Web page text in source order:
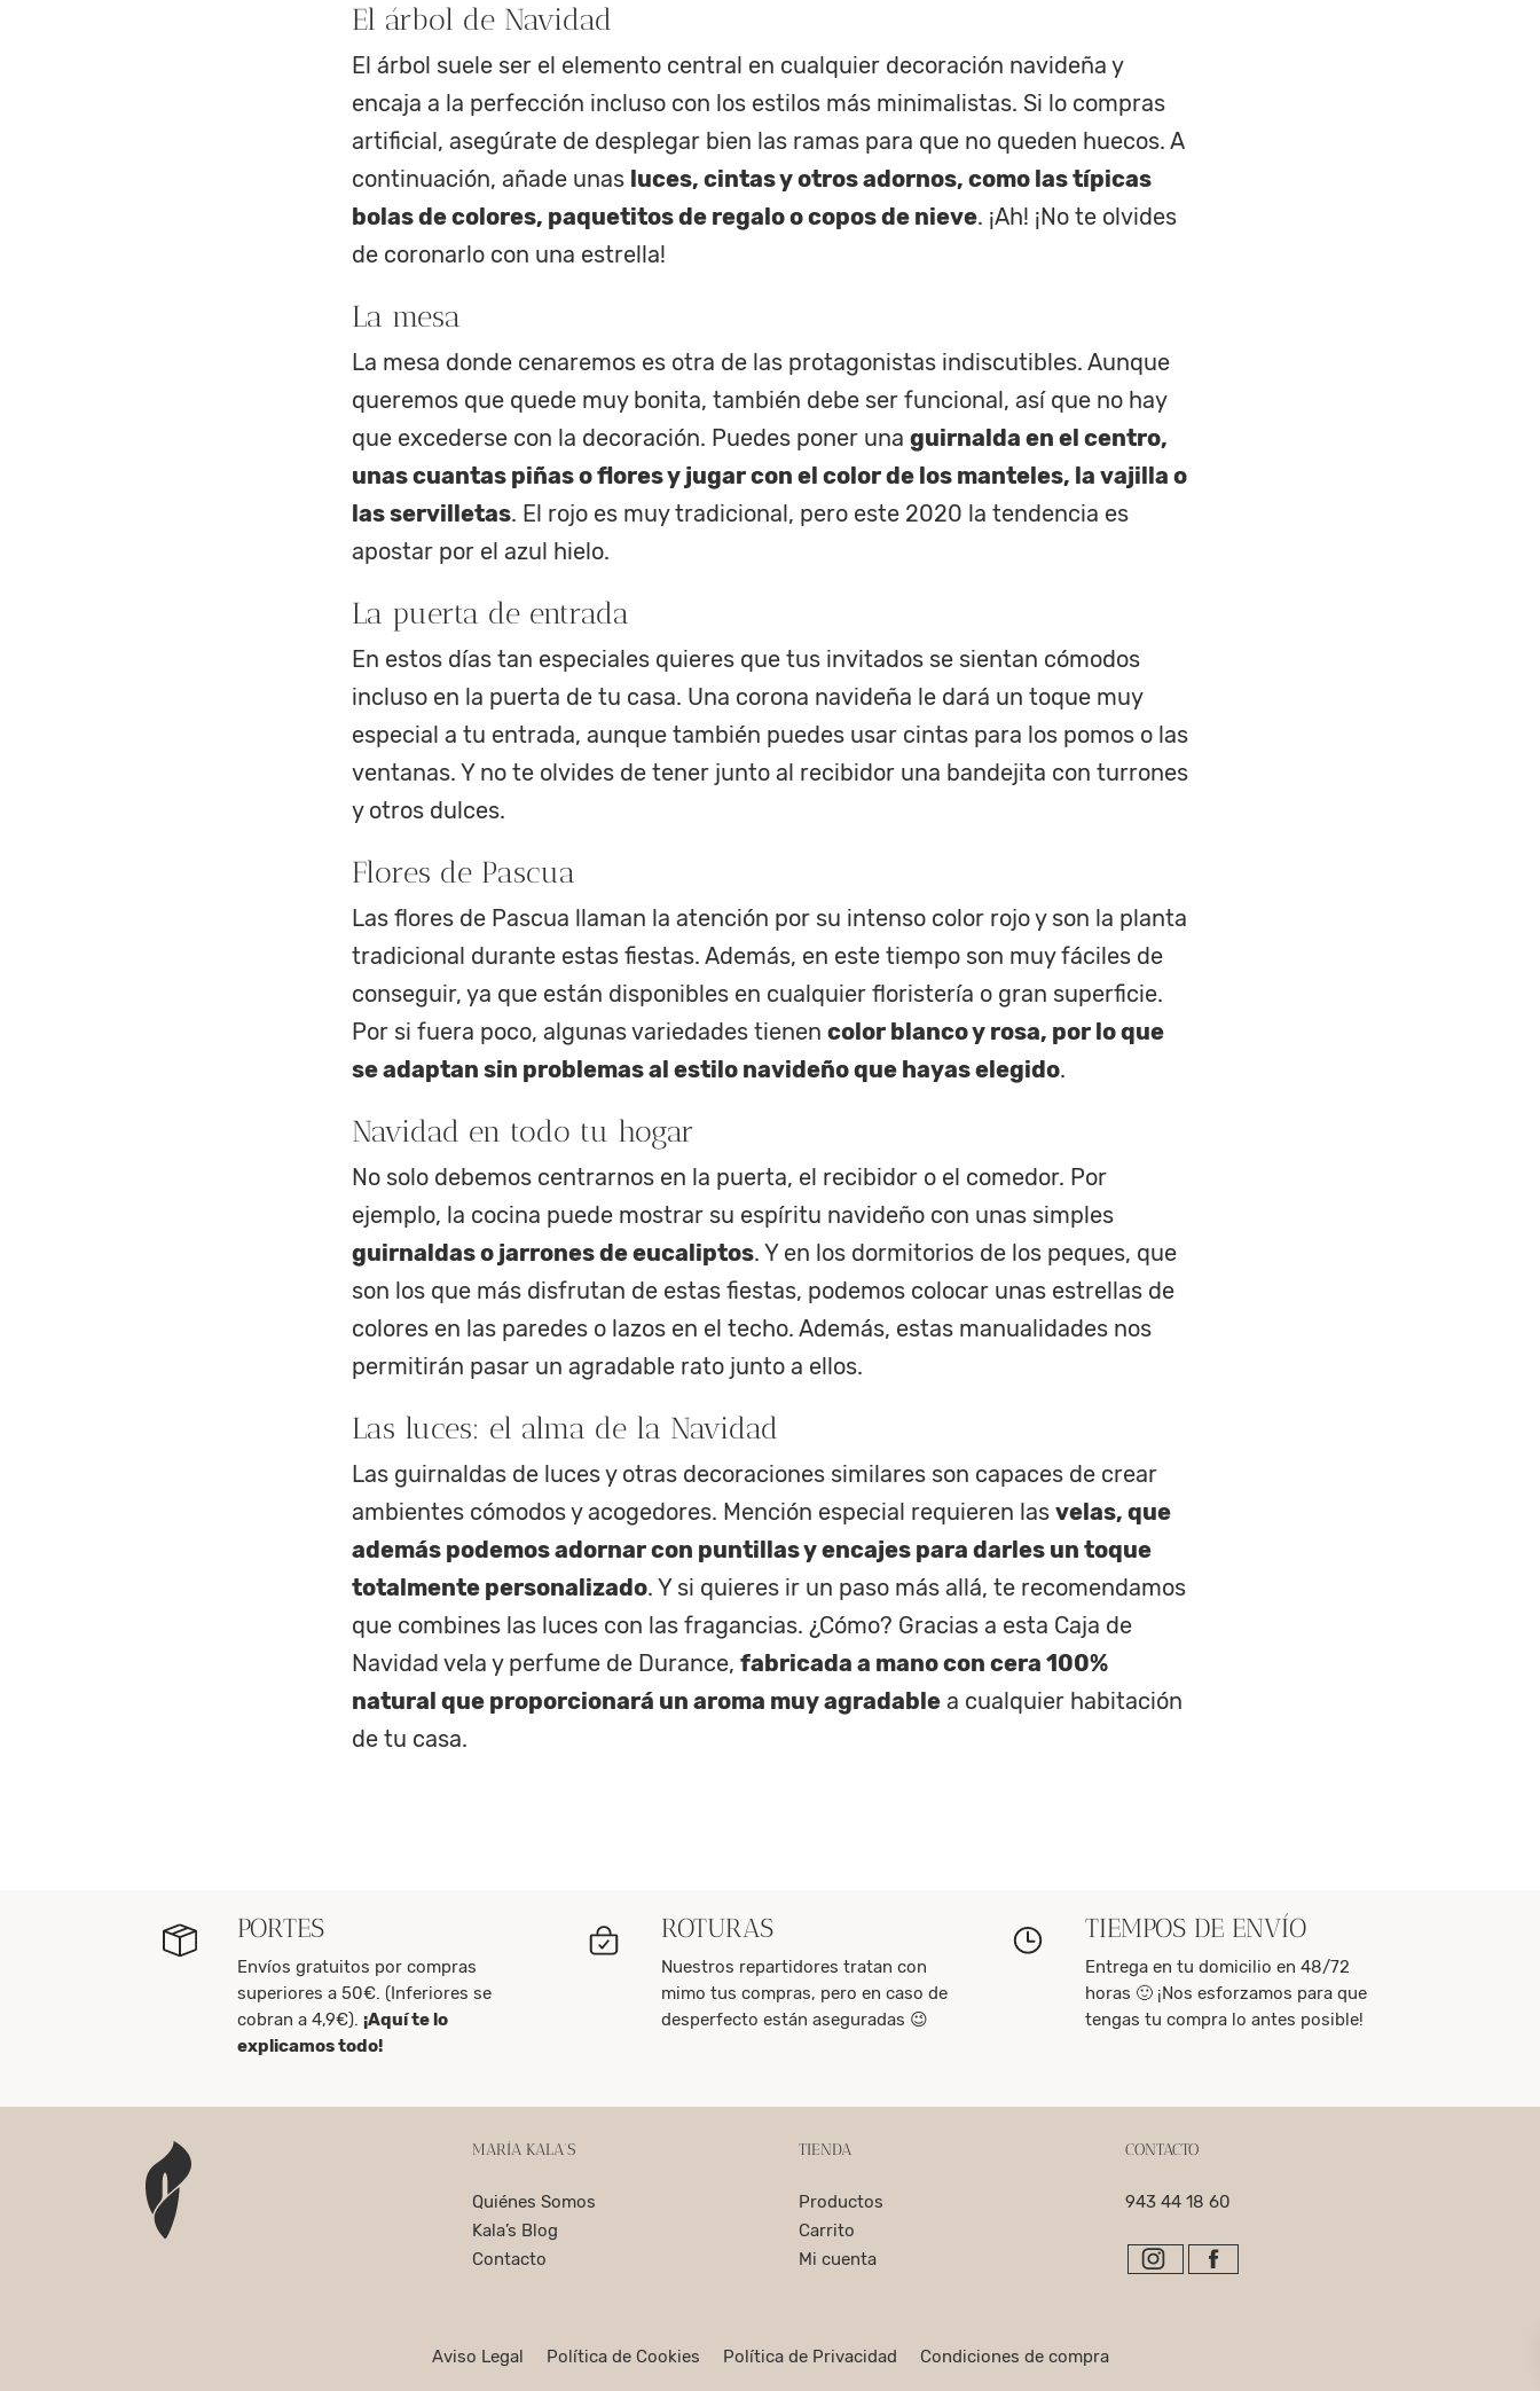
El árbol de Navidad
El árbol suele ser el elemento central en cualquier decoración navideña y
encaja a la perfección incluso con los estilos más minimalistas. Si lo compras
artificial, asegúrate de desplegar bien las ramas para que no queden huecos. A
continuación, añade unas luces, cintas y otros adornos, como las típicas
bolas de colores, paquetitos de regalo o copos de nieve. ¡Ah! ¡No te olvides
de coronarlo con una estrella!
La mesa
La mesa donde cenaremos es otra de las protagonistas indiscutibles. Aunque
queremos que quede muy bonita, también debe ser funcional, así que no hay
que excederse con la decoración. Puedes poner una guirnalda en el centro,
unas cuantas piñas o flores y jugar con el color de los manteles, la vajilla o
las servilletas. El rojo es muy tradicional, pero este 2020 la tendencia es
apostar por el azul hielo.
La puerta de entrada
En estos días tan especiales quieres que tus invitados se sientan cómodos
incluso en la puerta de tu casa. Una corona navideña le dará un toque muy
especial a tu entrada, aunque también puedes usar cintas para los pomos o las
ventanas. Y no te olvides de tener junto al recibidor una bandejita con turrones
y otros dulces.
Flores de Pascua
Las flores de Pascua llaman la atención por su intenso color rojo y son la planta
tradicional durante estas fiestas. Además, en este tiempo son muy fáciles de
conseguir, ya que están disponibles en cualquier floristería o gran superficie.
Por si fuera poco, algunas variedades tienen color blanco y rosa, por lo que
se adaptan sin problemas al estilo navideño que hayas elegido.
Navidad en todo tu hogar
No solo debemos centrarnos en la puerta, el recibidor o el comedor. Por
ejemplo, la cocina puede mostrar su espíritu navideño con unas simples
guirnaldas o jarrones de eucaliptos. Y en los dormitorios de los peques, que
son los que más disfrutan de estas fiestas, podemos colocar unas estrellas de
colores en las paredes o lazos en el techo. Además, estas manualidades nos
permitirán pasar un agradable rato junto a ellos.
Las luces: el alma de la Navidad
Las guirnaldas de luces y otras decoraciones similares son capaces de crear
ambientes cómodos y acogedores. Mención especial requieren las velas, que
además podemos adornar con puntillas y encajes para darles un toque
totalmente personalizado. Y si quieres ir un paso más allá, te recomendamos
que combines las luces con las fragancias. ¿Cómo? Gracias a esta Caja de
Navidad vela y perfume de Durance, fabricada a mano con cera 100%
natural que proporcionará un aroma muy agradable a cualquier habitación
de tu casa.
PORTES
Envíos gratuitos por compras
superiores a 50€. (Inferiores se
cobran a 4,9€). ¡Aquí te lo
explicamos todo!
ROTURAS
Nuestros repartidores tratan con
mimo tus compras, pero en caso de
desperfecto están aseguradas 😉
TIEMPOS DE ENVÍO
Entrega en tu domicilio en 48/72
horas 🙂 ¡Nos esforzamos para que
tengas tu compra lo antes posible!
MARÍA KALA’S
Quiénes Somos
Kala’s Blog
Contacto
TIENDA
Productos
Carrito
Mi cuenta
CONTACTO
943 44 18 60
Aviso Legal Política de Cookies Política de Privacidad Condiciones de compra